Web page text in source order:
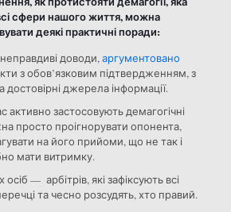
сфери нашого життя, можна
деякі практичні поради:
доводи,аргументовано
з обов’язковим підтвердженням, з
джерела інформації.
активно застосовують демагогічні
просто проігнорувати опонента,
на його прийоми, що не так і
мати витримку.
осіб — арбітрів, які зафіксують всі
та чесно розсудять, хто правий.